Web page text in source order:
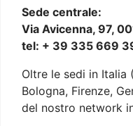
Sede centrale:
Via Avicenna, 97,
tel: + 39 335 669
Oltre le sedi in Italia
Bologna, Firenze,
del nostro network